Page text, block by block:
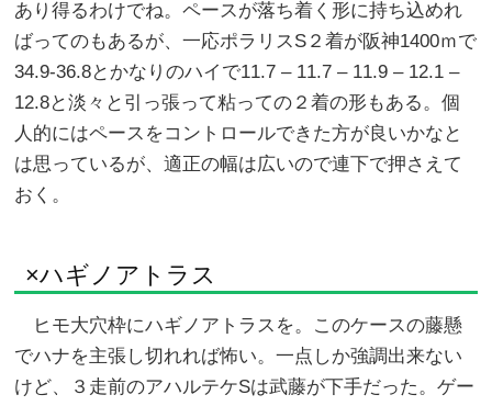
あり得るわけでね。ペースが落ち着く形に持ち込めれ
ばってのもあるが、一応ポラリスS２着が阪神1400ｍで
34.9-36.8とかなりのハイで11.7 – 11.7 – 11.9 – 12.1 –
12.8と淡々と引っ張って粘っての２着の形もある。個
人的にはペースをコントロールできた方が良いかなと
は思っているが、適正の幅は広いので連下で押さえて
おく。
×ハギノアトラス
ヒモ大穴枠にハギノアトラスを。このケースの藤懸
でハナを主張し切れれば怖い。一点しか強調出来ない
けど、３走前のアハルテケSは武藤が下手だった。ゲー